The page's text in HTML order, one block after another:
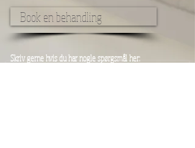
Book en behandling
Skriv gerne hvis du har nogle spørgsmål her: